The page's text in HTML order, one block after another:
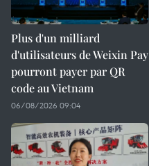
Plus d'un milliard
d'utilisateurs de Weixin Pay
pourront payer par QR
code au Vietnam
06/08/2026 09:04